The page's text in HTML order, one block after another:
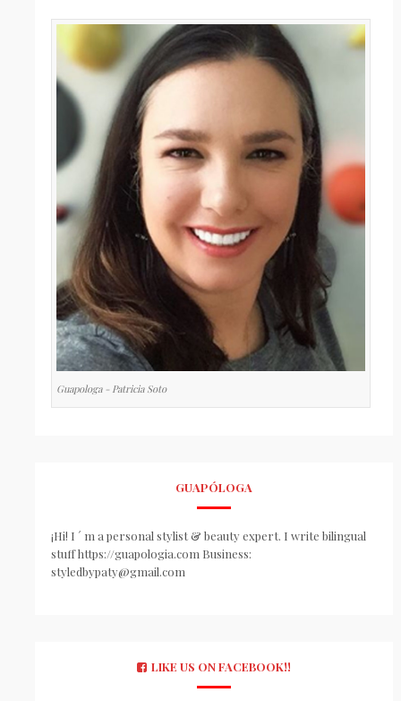
Guapologa - Patricia Soto
GUAPÓLOGA
¡Hi! I ´ m a personal stylist & beauty expert. I write bilingual
stuff https://guapologia.com Business:
styledbypaty@gmail.com
LIKE US ON FACEBOOK!!